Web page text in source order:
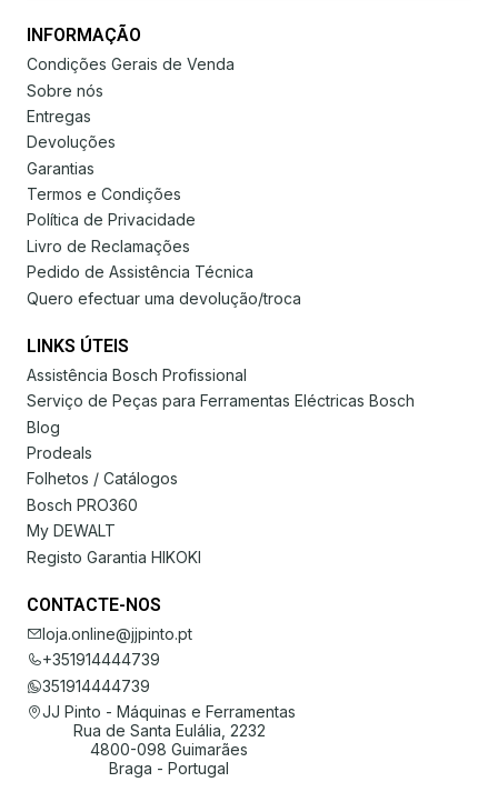
INFORMAÇÃO
Condições Gerais de Venda
Sobre nós
Entregas
Devoluções
Garantias
Termos e Condições
Política de Privacidade
Livro de Reclamações
Pedido de Assistência Técnica
Quero efectuar uma devolução/troca
LINKS ÚTEIS
Assistência Bosch Profissional
Serviço de Peças para Ferramentas Eléctricas Bosch
Blog
Prodeals
Folhetos / Catálogos
Bosch PRO360
My DEWALT
Registo Garantia HIKOKI
CONTACTE-NOS
loja.online@jjpinto.pt
+351914444739
351914444739
JJ Pinto - Máquinas e Ferramentas
Rua de Santa Eulália, 2232
4800-098 Guimarães
Braga - Portugal